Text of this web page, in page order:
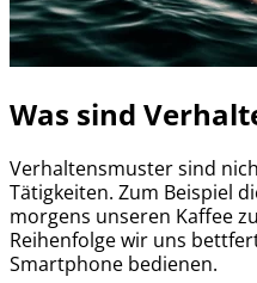
Was sind
Verhaltensmuster sind
Tätigkeiten. Zum Beispiel
morgens unseren Kaffee
Reihenfolge wir uns
Smartphone bedienen.